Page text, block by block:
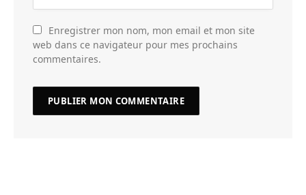
Enregistrer mon nom, mon email et mon site
web dans ce navigateur pour mes prochains
commentaires.